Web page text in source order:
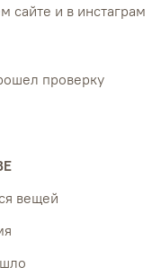
сайте и в инстаграм
проверку
вещей